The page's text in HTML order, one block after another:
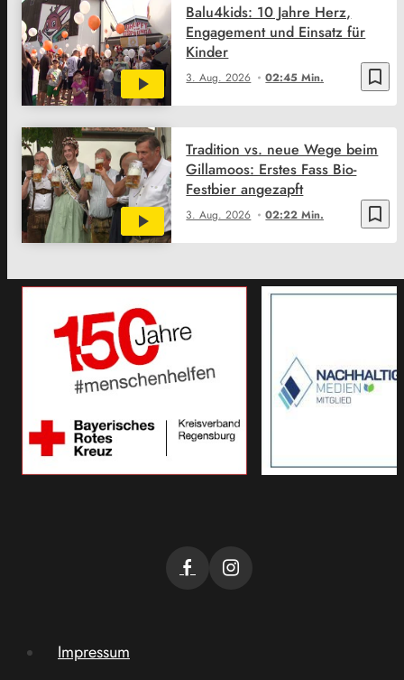
bookmark_border
3. Aug. 2026 02:45 Min.
Balu4kids: 10 Jahre Herz,
Engagement und Einsatz für
Kinder
bookmark_border
3. Aug. 2026 02:22 Min.
Tradition vs. neue Wege beim
Gillamoos: Erstes Fass Bio-
Festbier angezapft
Impressum